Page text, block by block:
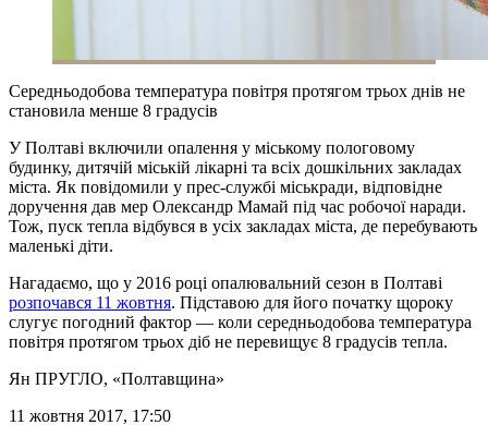
Середньодобова температура повітря протягом трьох днів не
становила менше 8 градусів
У Полтаві включили опалення у міському пологовому
будинку, дитячій міській лікарні та всіх дошкільних закладах
міста. Як повідомили у прес-службі міськради, відповідне
доручення дав мер Олександр Мамай під час робочої наради.
Тож, пуск тепла відбувся в усіх закладах міста, де перебувають
маленькі діти.
Нагадаємо, що у 2016 році опалювальний сезон в Полтаві
розпочався 11 жовтня. Підставою для його початку щороку
слугує погодний фактор — коли середньодобова температура
повітря протягом трьох діб не перевищує 8 градусів тепла.
Ян ПРУГЛО, «Полтавщина»
11 жовтня 2017, 17:50